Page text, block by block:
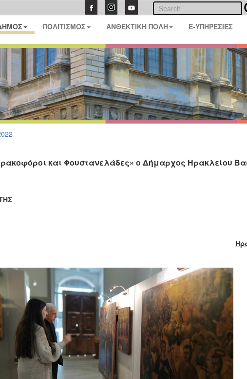
ΠΟΛΙΤΙΣΜΟΣ ΑΝΘΕΚΤΙΚΗ ΠΟΛΗ E-ΥΠΗΡΕΣΙΕΣ
και Φουστανελάδες» ο Δήμαρχος Ηρακλείου